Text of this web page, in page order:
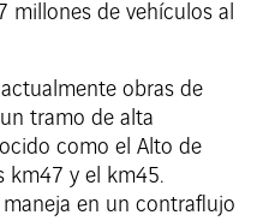
millones de vehículos al
obras de
tramo de alta
como el Alto de
km47 y el km45.
en un contraflujo